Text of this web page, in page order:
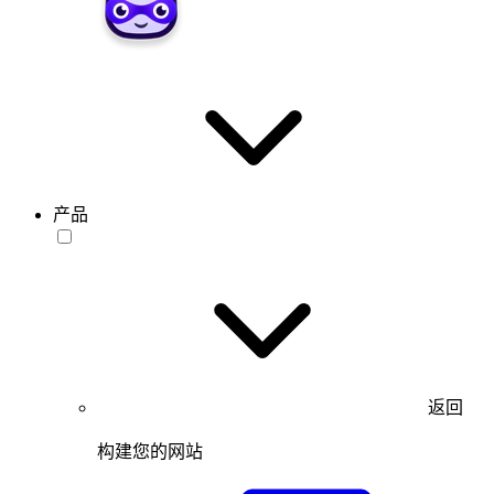
产品
返回
构建您的网站